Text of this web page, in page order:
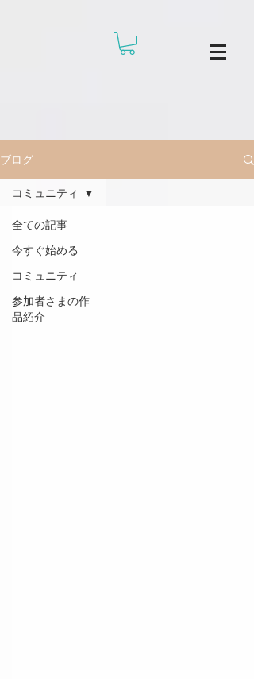
ブログ
全ての記事
今すぐ始める
コミュニティ
参加者さまの作
品紹介
コミュニティ